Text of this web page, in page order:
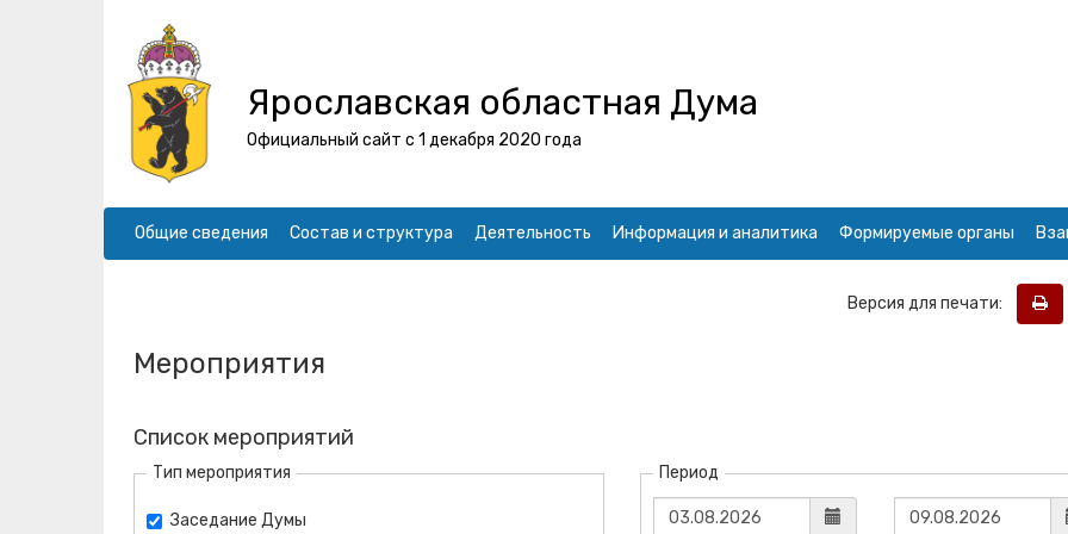
Ярославская областная Дума
Официальный сайт с 1 декабря 2020 года
Общие сведения Состав и структура Деятельность Информация и аналитика Формируемые органы
Версия для печати:
Мероприятия
Список мероприятий
Тип мероприятия
Заседание Думы
Период